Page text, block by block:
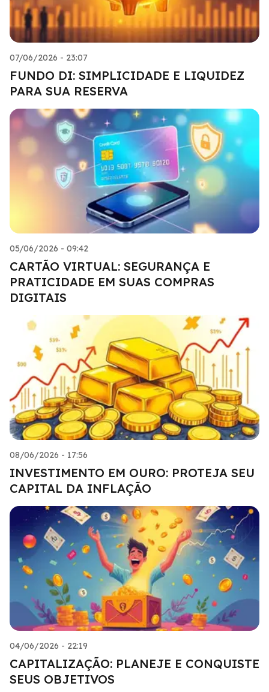
07/06/2026 - 23:07
FUNDO DI: SIMPLICIDADE E LIQUIDEZ
PARA SUA RESERVA
05/06/2026 - 09:42
CARTÃO VIRTUAL: SEGURANÇA E
PRATICIDADE EM SUAS COMPRAS
DIGITAIS
08/06/2026 - 17:56
INVESTIMENTO EM OURO: PROTEJA SEU
CAPITAL DA INFLAÇÃO
04/06/2026 - 22:19
CAPITALIZAÇÃO: PLANEJE E CONQUISTE
SEUS OBJETIVOS